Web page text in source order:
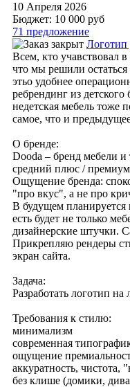
10 Апреля 2026
Бюджет: 10 000 руб
71 предложение
Логотип
Всем, кто учавствовал
что мы решили
этьо удобнее
ребрендинг из
недетская мебель тоже
самое, что и
О бренде:
Dooda – бренд мебели и
средний плюс /
Ощущение бренда:
"про вкус", а не про
В будущем планируется
есть будет не только
дизайнерские штучки.
Прикрепляю рендеры
экран сайта.
Задача:
Разработать логотип
Требования к стилю:
минимализм
современная
ощущение
аккуратность, чистота,
без клише (домики,